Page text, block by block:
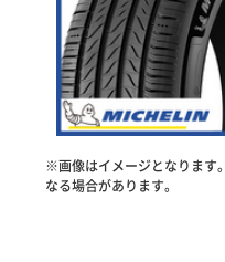
※画像はイメージとなります
なる場合があります。